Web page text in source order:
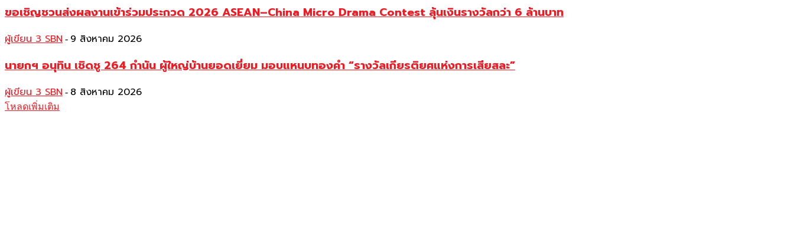
ขอเชิญชวนส่งผลงานเข้าร่วมประกวด 2026 ASEAN–China Micro Drama Contest ลุ้นเงินรางวัลกว่า 6 ล้านบาท
ผู้เขียน 3 SBN - 9 สิงหาคม 2026
นายกฯ อนุทิน เชิดชู 264 กำนัน ผู้ใหญ่บ้านยอดเยี่ยม มอบแหนบทองคำ “รางวัลเกียรติยศแห่งการเสียสละ”
ผู้เขียน 3 SBN - 8 สิงหาคม 2026
โหลดเพิ่มเติม